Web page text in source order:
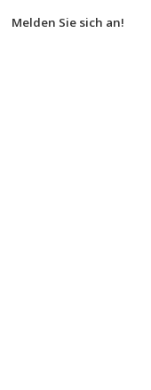
Melden Sie sich an!